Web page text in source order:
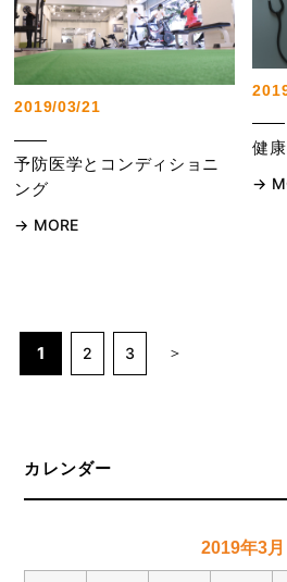
カレンダー
2019年3月
2019/03/21
予防医学とコンディショニ
ング
MORE
健
1 2 3